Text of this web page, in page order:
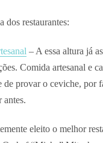
dos restaurantes:
– A essa altura já
Comida artesanal e
de provar o ceviche, por
antes.
eleito o melhor